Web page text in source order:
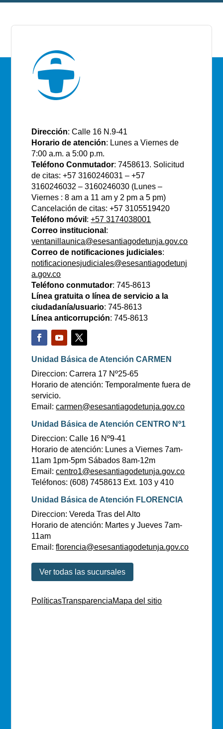
Dirección: Calle 16 N.9-41
Horario de atención: Lunes a Viernes de
7:00 a.m. a 5:00 p.m.
Teléfono Conmutador: 7458613. Solicitud
de citas: +57 3160246031 – +57
3160246032 – 3160246030 (Lunes –
Viernes : 8 am a 11 am y 2 pm a 5 pm)
Cancelación de citas: +57 3105519420
Teléfono móvil :+57 3174038001
Correo institucional :
ventanillaunica@esesantiagodetunja.gov.co
Correo de notificaciones judiciales:
notificacionesjudiciales@esesantiagodetunj
a.gov.co
Teléfono conmutador: 745-8613
Línea gratuita o línea de servicio a la
ciudadanía/usuario: 745-8613
Línea anticorrupción: 745-8613
Unidad Básica de Atención CARMEN
Direccion: Carrera 17 Nº25-65
Horario de atención: Temporalmente fuera de
servicio.
Email:carmen@esesantiagodetunja.gov.co
Unidad Básica de Atención CENTRO Nº1
Direccion: Calle 16 Nº9-41
Horario de atención: Lunes a Viernes 7am-
11am 1pm-5pm Sábados 8am-12m
Email:centro1@esesantiagodetunja.gov.co
Teléfonos: (608) 7458613 Ext. 103 y 410
Unidad Básica de Atención FLORENCIA
Direccion: Vereda Tras del Alto
Horario de atención: Martes y Jueves 7am-
11am
Email:florencia@esesantiagodetunja.gov.co
Ver todas las sucursales
PolíticasTransparenciaMapa del sitio